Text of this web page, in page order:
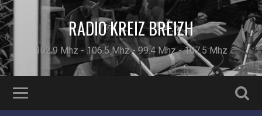
RADIO KREIZ BREIZH
102.9 Mhz - 106.5 Mhz - 99.4 Mhz - 107.5 Mhz